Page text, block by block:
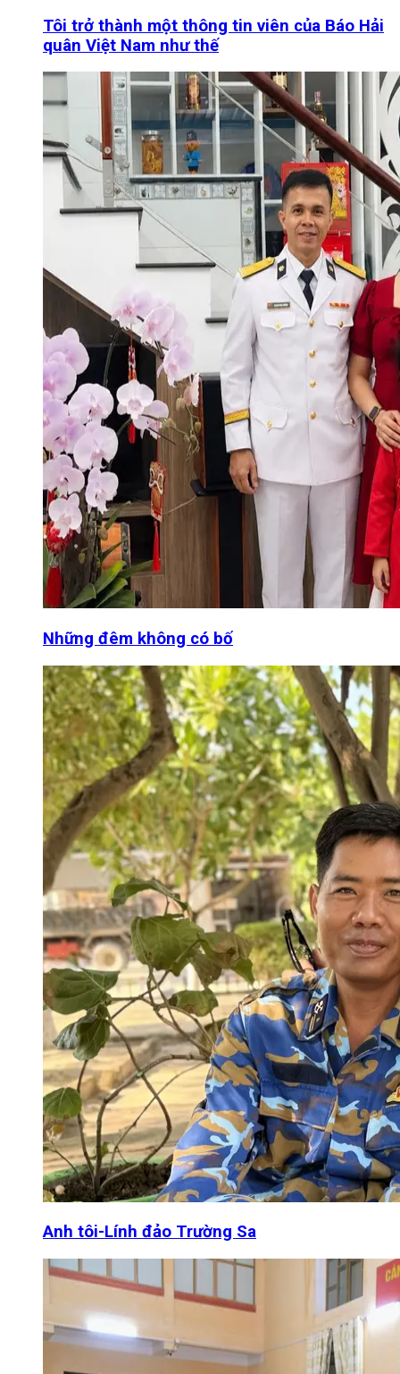
Tôi trở thành một thông tin viên của Báo Hải
quân Việt Nam như thế
Những đêm không có bố
Anh tôi-Lính đảo Trường Sa